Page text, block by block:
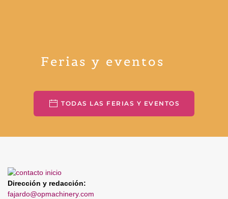
Ferias y eventos
TODAS LAS FERIAS Y EVENTOS
Dirección y redacción:
fajardo@opmachinery.com